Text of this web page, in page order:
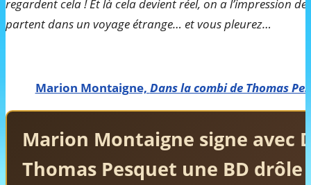
regardent cela ! Et là cela devient réel, on a l’impression
partent dans un voyage étrange… et vous pleurez…
Marion Montaigne, Dans la combi de Thomas
Marion Montaigne signe avec
Thomas Pesquet une BD